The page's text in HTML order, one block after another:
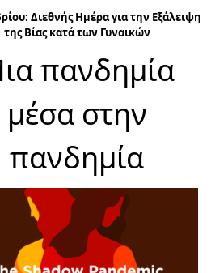
Διεθνής Ημέρα για την Εξάλειψη
της Βίας κατά των Γυναικών
πανδημία
μέσα στην
πανδημία